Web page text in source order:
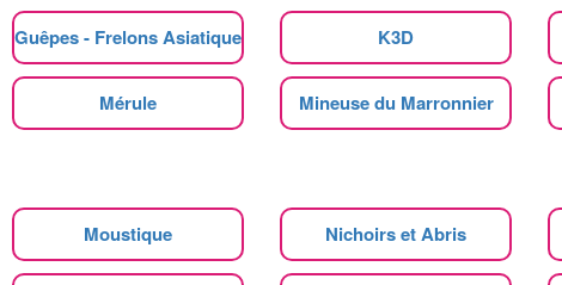
Guêpes - Frelons Asiatique K3D
Mérule Mineuse du Marronnier
Moustique Nichoirs et Abris